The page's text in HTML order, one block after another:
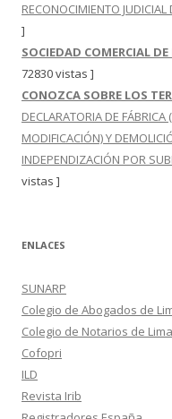
RECONOCIMIENTO
]
SOCIEDAD COMERCIAL
72830 vistas ]
CONOZCA SOBRE LOS
DECLARATORIA DE
MODIFICACIÓN) Y
INDEPENDIZACIÓN POR
vistas ]
ENLACES
SUNARP
Colegio de Abogados de
Colegio de Notarios de Lima
Cofopri
ILD
Revista Irib